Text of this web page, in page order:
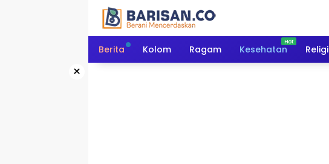
Berita Kolom Ragam Kesehatan Religi
×